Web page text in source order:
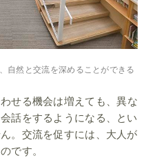
自然と交流を深めることができる
せる機会は増えても、異な
話をするようになる、とい
。交流を促すには、大人が
です。